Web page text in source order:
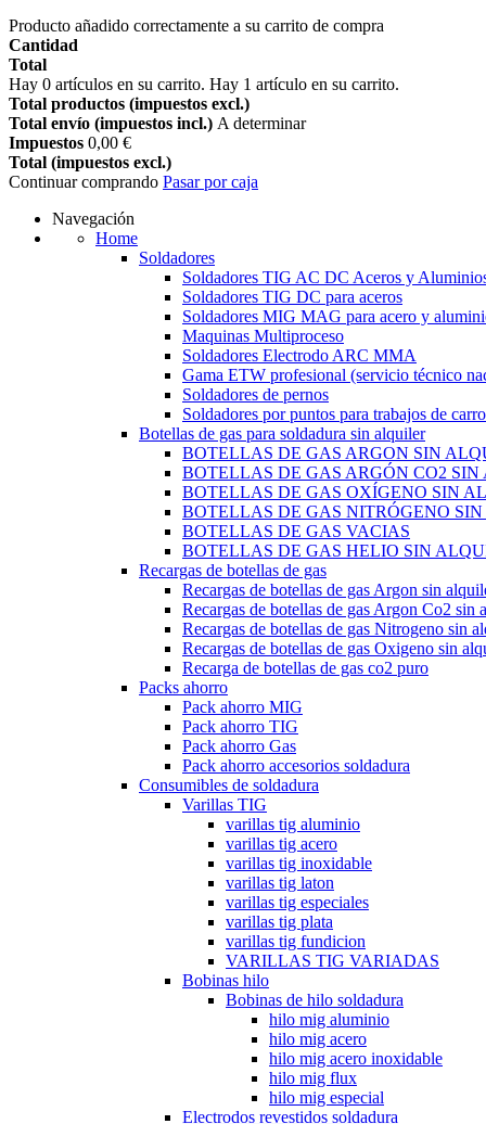
Producto añadido correctamente a su carrito de compra
Cantidad
Total
Hay 0 artículos en su carrito. Hay 1 artículo en su carrito.
Total productos (impuestos excl.)
Total envío (impuestos incl.) A determinar
Impuestos 0,00 €
Total (impuestos excl.)
Continuar comprando Pasar por caja
Navegación
Home
Soldadores
Soldadores TIG AC DC Aceros y
Soldadores TIG DC para aceros
Soldadores MIG MAG para acero y
Maquinas Multiproceso
Soldadores Electrodo ARC MMA
Gama ETW profesional (servicio técnico
Soldadores de pernos
Soldadores por puntos para trabajos de
Botellas de gas para soldadura sin alquiler
BOTELLAS DE GAS ARGON SIN
BOTELLAS DE GAS ARGÓN CO2 SIN
BOTELLAS DE GAS OXÍGENO SIN
BOTELLAS DE GAS NITRÓGENO
BOTELLAS DE GAS VACIAS
BOTELLAS DE GAS HELIO SIN
Recargas de botellas de gas
Recargas de botellas de gas Argon sin
Recargas de botellas de gas Argon Co2 sin
Recargas de botellas de gas Nitrogeno sin
Recargas de botellas de gas Oxigeno sin
Recarga de botellas de gas co2 puro
Packs ahorro
Pack ahorro MIG
Pack ahorro TIG
Pack ahorro Gas
Pack ahorro accesorios soldadura
Consumibles de soldadura
Varillas TIG
varillas tig aluminio
varillas tig acero
varillas tig inoxidable
varillas tig laton
varillas tig especiales
varillas tig plata
varillas tig fundicion
VARILLAS TIG VARIADAS
Bobinas hilo
Bobinas de hilo soldadura
hilo mig aluminio
hilo mig acero
hilo mig acero inoxidable
hilo mig flux
hilo mig especial
Electrodos revestidos soldadura